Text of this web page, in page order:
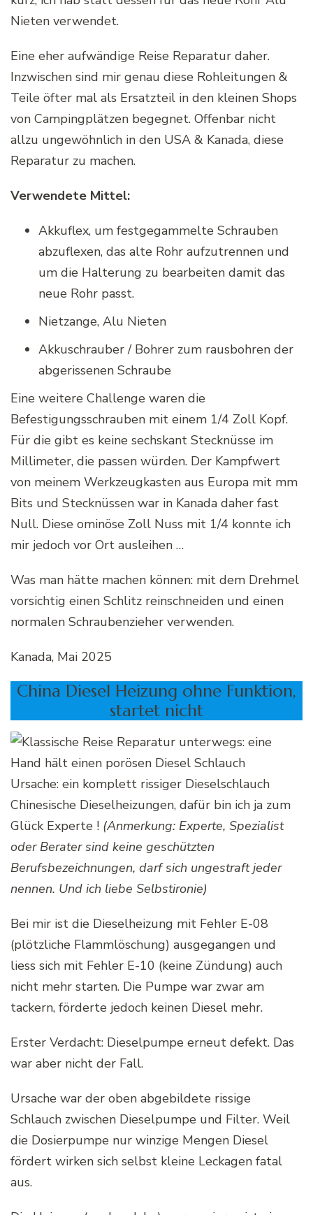
Nieten verwendet.
Eine eher aufwändige Reise Reparatur daher.
Inzwischen sind mir genau diese Rohleitungen &
Teile öfter mal als Ersatzteil in den kleinen Shops
von Campingplätzen begegnet. Offenbar nicht
allzu ungewöhnlich in den USA & Kanada, diese
Reparatur zu machen.
Verwendete Mittel:
Akkuflex, um festgegammelte Schrauben
abzuflexen, das alte Rohr aufzutrennen und
um die Halterung zu bearbeiten damit das
neue Rohr passt.
Nietzange, Alu Nieten
Akkuschrauber / Bohrer zum rausbohren der
abgerissenen Schraube
Eine weitere Challenge waren die
Befestigungsschrauben mit einem 1/4 Zoll Kopf.
Für die gibt es keine sechskant Stecknüsse im
Millimeter, die passen würden. Der Kampfwert
von meinem Werkzeugkasten aus Europa mit mm
Bits und Stecknüssen war in Kanada daher fast
Null. Diese ominöse Zoll Nuss mit 1/4 konnte ich
mir jedoch vor Ort ausleihen …
Was man hätte machen können: mit dem Drehmel
vorsichtig einen Schlitz reinschneiden und einen
normalen Schraubenzieher verwenden.
Kanada, Mai 2025
China Diesel Heizung ohne Funktion,
startet nicht
Ursache: ein komplett rissiger Dieselschlauch
Chinesische Dieselheizungen, dafür bin ich ja zum
Glück Experte ! (Anmerkung: Experte, Spezialist
oder Berater sind keine geschützten
Berufsbezeichnungen, darf sich ungestraft jeder
nennen. Und ich liebe Selbstironie)
Bei mir ist die Dieselheizung mit Fehler E-08
(plötzliche Flammlöschung) ausgegangen und
liess sich mit Fehler E-10 (keine Zündung) auch
nicht mehr starten. Die Pumpe war zwar am
tackern, förderte jedoch keinen Diesel mehr.
Erster Verdacht: Dieselpumpe erneut defekt. Das
war aber nicht der Fall.
Ursache war der oben abgebildete rissige
Schlauch zwischen Dieselpumpe und Filter. Weil
die Dosierpumpe nur winzige Mengen Diesel
fördert wirken sich selbst kleine Leckagen fatal
aus.